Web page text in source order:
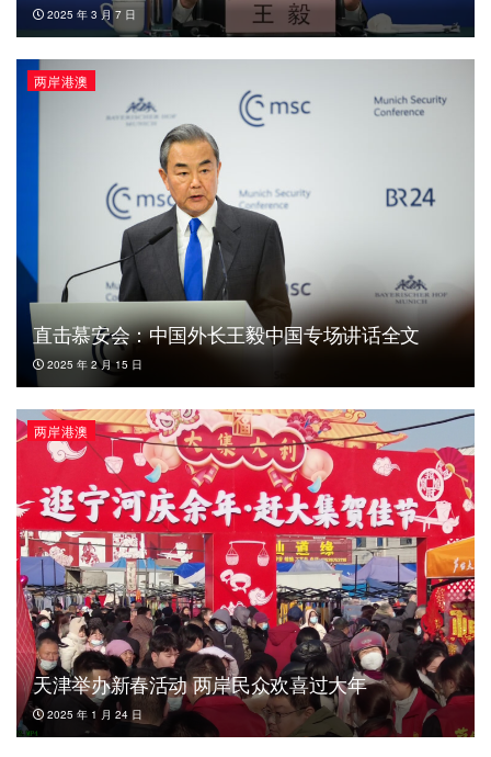
2025 年 3 月 7 日
两岸港澳
直击慕安会：中国外长王毅中国专场讲话全文
2025 年 2 月 15 日
两岸港澳
天津举办新春活动 两岸民众欢喜过大年
2025 年 1 月 24 日